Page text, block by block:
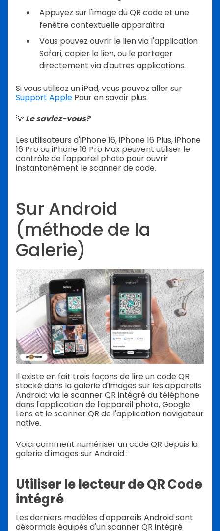
Appuyez sur l'image du QR code et une
fenêtre contextuelle apparaîtra.
Vous pouvez ouvrir le lien via l'application
Safari, copier le lien, ou le partager
directement via d'autres applications.
Si vous utilisez un iPad, vous pouvez aller sur
Support Apple Pour en savoir plus.
💡 Le saviez-vous?
Les utilisateurs d'iPhone 16, iPhone 16 Plus, iPhone
16 Pro ou iPhone 16 Pro Max peuvent utiliser le
contrôle de l'appareil photo pour ouvrir
instantanément le scanner de code.
Sur Android
(méthode de la
Galerie)
Il existe en fait trois façons de lire un code QR
stocké dans la galerie d'images sur les appareils
Android: via le scanner QR intégré du téléphone
dans l'application de l'appareil photo, Google
Lens et le scanner QR de l'application navigateur
native.
Voici comment numériser un code QR depuis la
galerie d'images sur Android :
Utiliser le lecteur de QR Code
intégré
Les derniers modèles d'appareils Android sont
désormais équipés d'un scanner QR intégré